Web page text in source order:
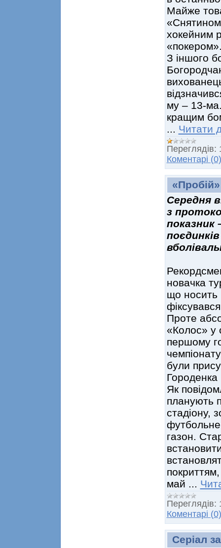
Майже
хокейним
З іншого
му – 13-
кращим
... Читати
Переглядів:
Коментарі (0)
Середня
з
показник
новачка
що носить
Проте
«Колос» у
першому
були
Як
планують
стадіону,
газон.
май ...
Переглядів:
Коментарі (0)
Серіал